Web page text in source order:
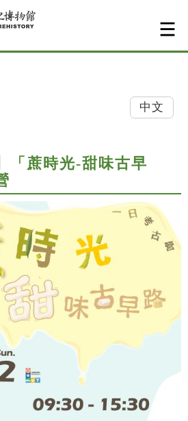
中文
「蔗時光-甜味古早